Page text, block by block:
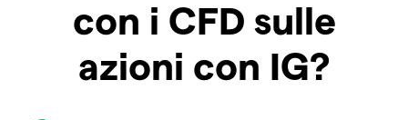
con i CFD sulle
azioni con IG?